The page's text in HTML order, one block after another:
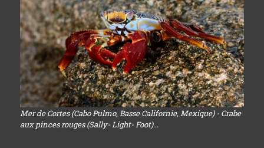
Mer de Cortes (Cabo Pulmo, Basse Californie, Mexique) - Crabe
aux pinces rouges (Sally- Light- Foot)...